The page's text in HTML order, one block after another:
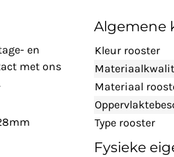
en
met ons
Algemene
Kleur rooster
Materiaal
Type rooster
Fysieke